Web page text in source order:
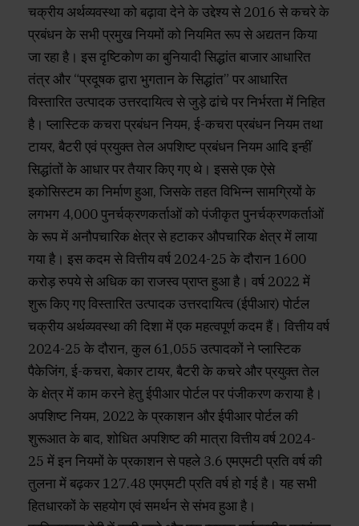
चक्रीय अर्थव्यवस्था को बढ़ावा देने के उद्देश्य से 2016 से कचरे के
प्रबंधन के सभी प्रमुख नियमों को नियमित रूप से अद्यतन किया
जा रहा है। इस दृष्टिकोण का बुनियादी सिद्धांत बाजार आधारित
तंत्र और “प्रदूषक द्वारा भुगतान के सिद्धांत” पर आधारित
विस्तारित उत्पादक उत्तरदायित्व से जुड़े ढांचे पर निर्भरता में निहित
है। प्लास्टिक कचरा प्रबंधन नियम, ई-कचरा प्रबंधन नियम तथा
टायर, बैटरी एवं प्रयुक्त तेल अपशिष्ट प्रबंधन नियम आदि इन्हीं
सिद्धांतों के आधार पर तैयार किए गए थे। इससे एक ऐसे
इकोसिस्टम का निर्माण हुआ, जिसके तहत विभिन्न सामग्रियों के
लगभग 4,000 पुनर्चक्रणकर्ताओं को पंजीकृत पुनर्चक्रणकर्ताओं
के रूप में अनौपचारिक क्षेत्र से हटाकर औपचारिक क्षेत्र में लाया
गया है। इस कदम से वित्तीय वर्ष 2024-25 के दौरान 1600
करोड़ रुपये से अधिक का राजस्व प्राप्त हुआ है। वर्ष 2022 में
शुरू किए गए विस्तारित उत्पादक उत्तरदायित्व (ईपीआर) पोर्टल
चक्रीय अर्थव्यवस्था की दिशा में एक महत्वपूर्ण कदम हैं। वित्तीय वर्ष
2024-25 के दौरान, कुल 61,055 उत्पादकों ने प्लास्टिक
पैकेजिंग, ई-कचरा, बेकार टायर, बैटरी के कचरे और प्रयुक्त तेल
के क्षेत्र में काम करने हेतु ईपीआर पोर्टल पर पंजीकरण कराया है।
अपशिष्ट नियम, 2022 के प्रकाशन और ईपीआर पोर्टल की
शुरूआत के बाद, शोधित अपशिष्ट की मात्रा वित्तीय वर्ष 2024-
25 में इन नियमों के प्रकाशन से पहले 3.6 एमएमटी प्रति वर्ष की
तुलना में बढ़कर 127.48 एमएमटी प्रति वर्ष हो गई है। यह सभी
हितधारकों के सहयोग एवं समर्थन से संभव हुआ है।